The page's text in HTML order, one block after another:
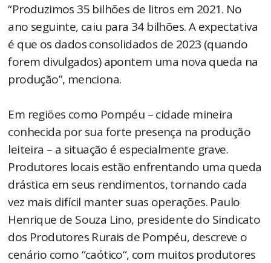
“Produzimos 35 bilhões de litros em 2021. No
ano seguinte, caiu para 34 bilhões. A expectativa
é que os dados consolidados de 2023 (quando
forem divulgados) apontem uma nova queda na
produção”, menciona.
Em regiões como Pompéu – cidade mineira
conhecida por sua forte presença na produção
leiteira – a situação é especialmente grave.
Produtores locais estão enfrentando uma queda
drástica em seus rendimentos, tornando cada
vez mais difícil manter suas operações. Paulo
Henrique de Souza Lino, presidente do Sindicato
dos Produtores Rurais de Pompéu, descreve o
cenário como “caótico“, com muitos produtores